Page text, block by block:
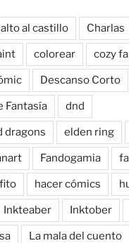
al castillo Charlas
colorear cozy
Descanso Corto
Fantasía dnd
dragons elden ring
Fandogamia
hacer cómics
Inkteaber Inktober
La mala del cuento